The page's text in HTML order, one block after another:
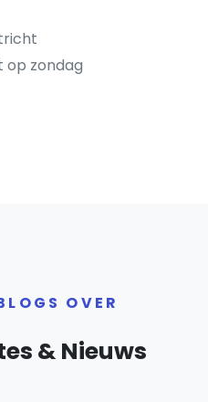
op zondag
OVER
& Nieuws